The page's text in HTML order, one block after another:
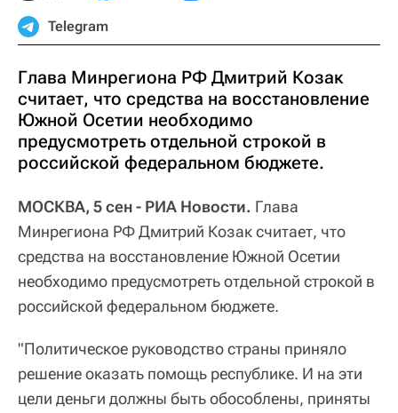
Telegram
Глава Минрегиона РФ Дмитрий Козак
считает, что средства на восстановление
Южной Осетии необходимо
предусмотреть отдельной строкой в
российской федеральном бюджете.
МОСКВА, 5 сен - РИА Новости. Глава
Минрегиона РФ Дмитрий Козак считает, что
средства на восстановление Южной Осетии
необходимо предусмотреть отдельной строкой в
российской федеральном бюджете.
"Политическое руководство страны приняло
решение оказать помощь республике. И на эти
цели деньги должны быть обособлены, приняты